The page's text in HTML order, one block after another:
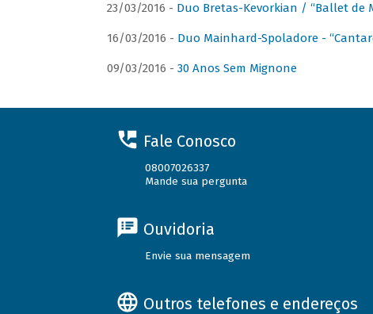
23/03/2016 - Duo Bretas-Kevorkian / “Ballet de
16/03/2016 - Duo Mainhard-Spoladore -
09/03/2016 - 30 Anos Sem Mignone
Fale Conosco
08007026337
Mande sua pergunta
Ouvidoria
Envie sua mensagem
Outros telefones e endereços